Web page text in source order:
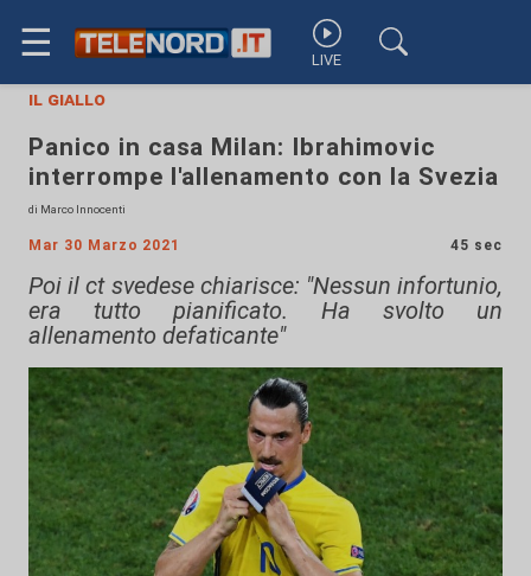
☰ LIVE
il giallo
Panico in casa Milan: Ibrahimovic
interrompe l'allenamento con la Svezia
di Marco Innocenti
Mar 30 Marzo 2021 45 sec
Poi il ct svedese chiarisce: "Nessun infortunio,
era tutto pianificato. Ha svolto un
allenamento defaticante"